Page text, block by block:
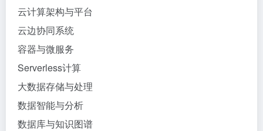
云计算架构与平台
云边协同系统
容器与微服务
Serverless计算
大数据存储与处理
数据智能与分析
数据库与知识图谱